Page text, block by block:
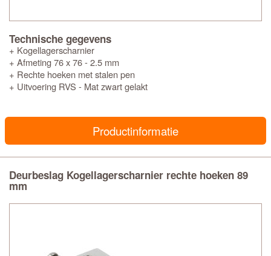
Technische gegevens
+ Kogellagerscharnier
+ Afmeting 76 x 76 - 2.5 mm
+ Rechte hoeken met stalen pen
+ Uitvoering RVS - Mat zwart gelakt
Productinformatie
Deurbeslag Kogellagerscharnier rechte hoeken 89
mm